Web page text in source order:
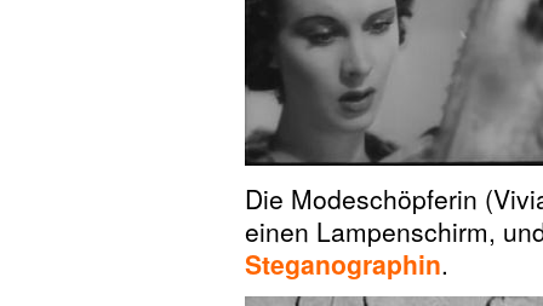
Die Modeschöpferin
einen Lampenschirm,
Steganographin.